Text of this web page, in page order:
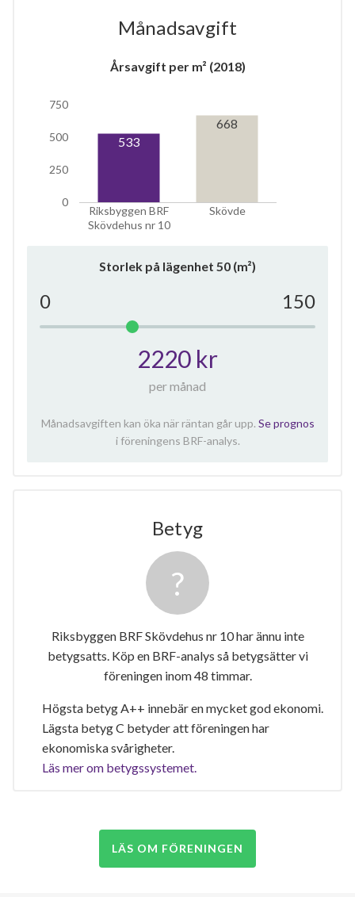
6
Månadsavgift
Årsavgift per m² (2018)
Riksbyggen BRF
Skövdehus nr 10
Skövde
0
250
500
750
533
668
Storlek på lägenhet 50 (m²)
0 150
2220 kr
per månad
Månadsavgiften kan öka när räntan går upp. Se prognos
i föreningens BRF-analys.
Betyg
Riksbyggen BRF Skövdehus nr 10 har ännu inte
betygsatts. Köp en BRF-analys så betygsätter vi
föreningen inom 48 timmar.
Högsta betyg A++ innebär en mycket god ekonomi.
Lägsta betyg C betyder att föreningen har
ekonomiska svårigheter.
Läs mer om betygssystemet.
LÄS OM FÖRENINGEN